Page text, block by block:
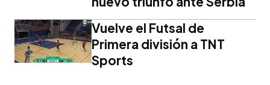
Vuelve el Futsal de
Primera división a TNT
Sports